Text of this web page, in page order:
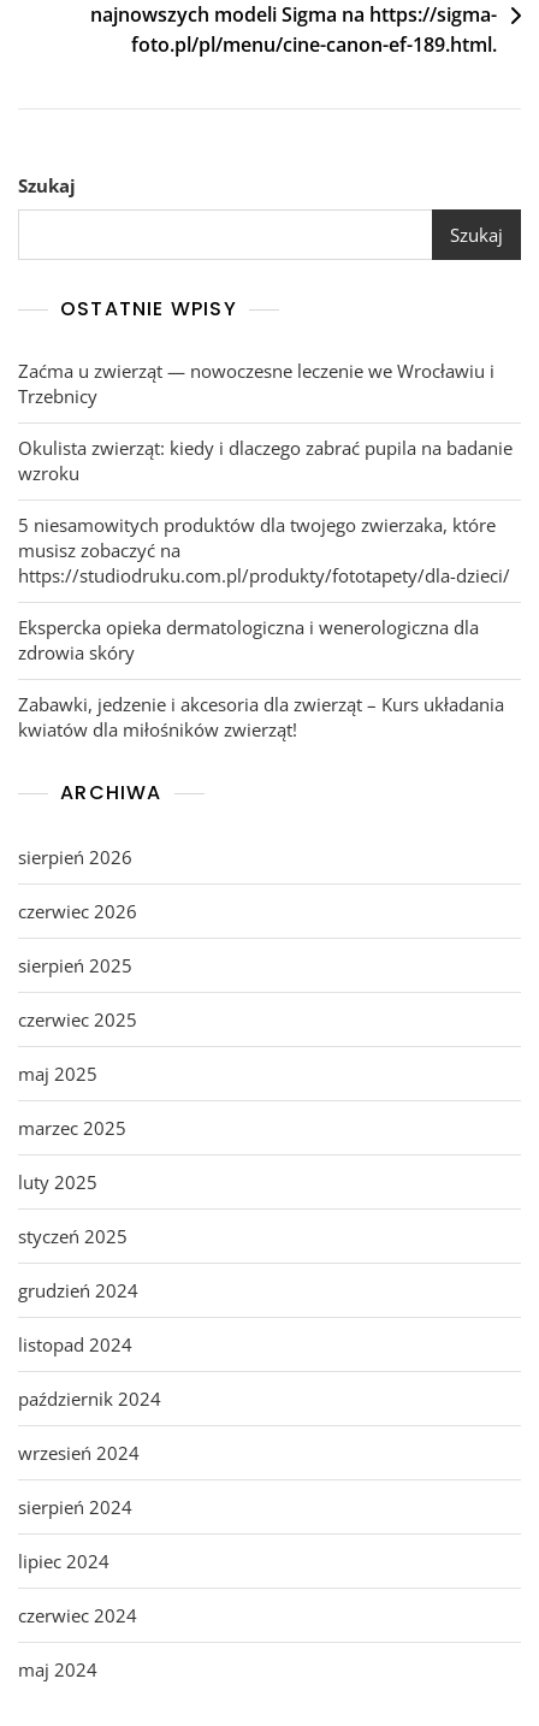
najnowszych modeli Sigma na https://sigma-
foto.pl/pl/menu/cine-canon-ef-189.html.
Szukaj
Szukaj
OSTATNIE WPISY
Zaćma u zwierząt — nowoczesne leczenie we Wrocławiu i
Trzebnicy
Okulista zwierząt: kiedy i dlaczego zabrać pupila na badanie
wzroku
5 niesamowitych produktów dla twojego zwierzaka, które
musisz zobaczyć na
https://studiodruku.com.pl/produkty/fototapety/dla-dzieci/
Ekspercka opieka dermatologiczna i wenerologiczna dla
zdrowia skóry
Zabawki, jedzenie i akcesoria dla zwierząt – Kurs układania
kwiatów dla miłośników zwierząt!
ARCHIWA
sierpień 2026
czerwiec 2026
sierpień 2025
czerwiec 2025
maj 2025
marzec 2025
luty 2025
styczeń 2025
grudzień 2024
listopad 2024
październik 2024
wrzesień 2024
sierpień 2024
lipiec 2024
czerwiec 2024
maj 2024